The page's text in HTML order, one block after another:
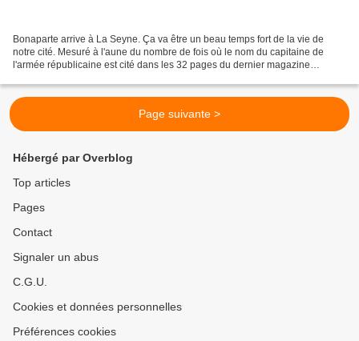
Bonaparte arrive à La Seyne. Ça va être un beau temps fort de la vie de
notre cité. Mesuré à l'aune du nombre de fois où le nom du capitaine de
l'armée républicaine est cité dans les 32 pages du dernier magazine
Page suivante >
Hébergé par Overblog
Top articles
Pages
Contact
Signaler un abus
C.G.U.
Cookies et données personnelles
Préférences cookies